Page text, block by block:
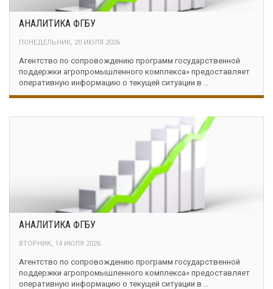
АНАЛИТИКА ФГБУ
ПОНЕДЕЛЬНИК, 20 ИЮЛЯ 2026
Агентство по сопровождению программ государственной
поддержки агропромышленного комплекса» предоставляет
оперативную информацию о текущей ситуации в …
АНАЛИТИКА ФГБУ
ВТОРНИК, 14 ИЮЛЯ 2026
Агентство по сопровождению программ государственной
поддержки агропромышленного комплекса» предоставляет
оперативную информацию о текущей ситуации в …